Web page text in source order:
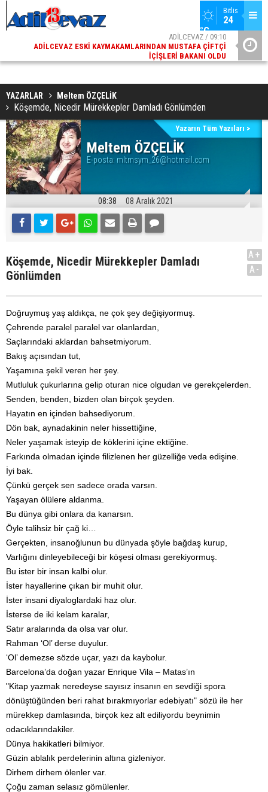
Bitlis
24
°C
ADİLCEVAZ / 09:10
ADILCEVAZ ESKI KAYMAKAMLARINDAN MUSTAFA ÇIFTÇI
İÇIŞLERI BAKANI OLDU
YAZARLAR Meltem ÖZÇELİK
Köşemde, Nicedir Mürekkepler Damladı Gönlümden
Meltem ÖZÇELİK
E-posta: mltmsym_26@hotmail.com
Yazarın Tüm Yazıları >
08:38 08 Aralık 2021
Köşemde, Nicedir Mürekkepler Damladı
Gönlümden
A+
A-
Doğruymuş yaş aldıkça, ne çok şey değişiyormuş.
Çehrende paralel paralel var olanlardan,
Saçlarındaki aklardan bahsetmiyorum.
Bakış açısından tut,
Yaşamına şekil veren her şey.
Mutluluk çukurlarına gelip oturan nice olgudan ve gerekçelerden.
Senden, benden, bizden olan birçok şeyden.
Hayatın en içinden bahsediyorum.
Dön bak, aynadakinin neler hissettiğine,
Neler yaşamak isteyip de köklerini içine ektiğine.
Farkında olmadan içinde filizlenen her güzelliğe veda edişine.
İyi bak.
Çünkü gerçek sen sadece orada varsın.
Yaşayan ölülere aldanma.
Bu dünya gibi onlara da kanarsın.
Öyle talihsiz bir çağ ki…
Gerçekten, insanoğlunun bu dünyada şöyle bağdaş kurup,
Varlığını dinleyebileceği bir köşesi olması gerekiyormuş.
Bu ister bir insan kalbi olur.
İster hayallerine çıkan bir muhit olur.
İster insani diyaloglardaki haz olur.
İsterse de iki kelam karalar,
Satır aralarında da olsa var olur.
Rahman ‘Ol’ derse duyulur.
‘Ol’ demezse sözde uçar, yazı da kaybolur.
Barcelona’da doğan yazar Enrique Vila – Matas’ın
"Kitap yazmak neredeyse sayısız insanın en sevdiği spora
dönüştüğünden beri rahat bırakmıyorlar edebiyatı" sözü ile her
mürekkep damlasında, birçok kez alt ediliyordu beynimin
odacıklarındakiler.
Dünya hakikatleri bilmiyor.
Güzin ablalık perdelerinin altına gizleniyor.
Dirhem dirhem ölenler var.
Çoğu zaman selasız gömülenler.